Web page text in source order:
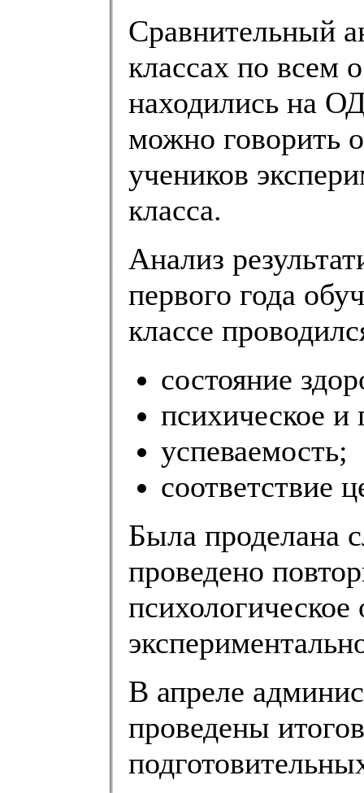
Сравнительный
классах по всем
находились на
можно говорить
учеников
класса.
Анализ
первого года
классе
состояние
психическое и
успеваемость;
соответствие
Была проделана
проведено
психологическое
В апреле
проведены